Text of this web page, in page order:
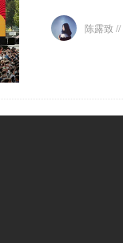
陈露致